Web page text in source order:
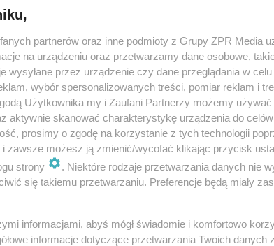
podróż dookoła świata. 14. Festiwal
w Olsztynie?
partnerów oraz inne podmioty z Grupy ZPR Media
na urządzeniu oraz przetwarzamy dane osobowe,
wysyłane przez urządzenie czy dane przeglądania w
wybór spersonalizowanych treści, pomiar reklam i
Użytkownika my i Zaufani Partnerzy możemy używać
aktywnie skanować charakterystykę urządzenia do
prosimy o zgodę na korzystanie z tych technologii
i zawsze możesz ją zmienić/wycofać klikając przycisk
strony
. Niektóre rodzaje przetwarzania danych nie
się takiemu przetwarzaniu. Preferencje będą miały
informacjami, abyś mógł świadomie i komfortowo
informacje dotyczące przetwarzania Twoich danych